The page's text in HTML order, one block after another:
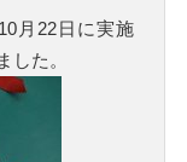
月22日に実施
した。